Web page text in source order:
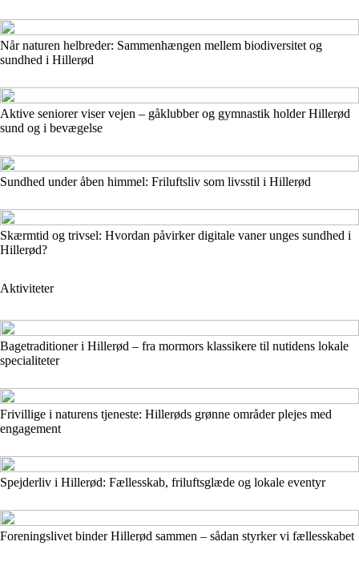
Når naturen helbreder: Sammenhængen mellem biodiversitet og
sundhed i Hillerød
Aktive seniorer viser vejen – gåklubber og gymnastik holder Hillerød
sund og i bevægelse
Sundhed under åben himmel: Friluftsliv som livsstil i Hillerød
Skærmtid og trivsel: Hvordan påvirker digitale vaner unges sundhed i
Hillerød?
Aktiviteter
Bagetraditioner i Hillerød – fra mormors klassikere til nutidens lokale
specialiteter
Frivillige i naturens tjeneste: Hillerøds grønne områder plejes med
engagement
Spejderliv i Hillerød: Fællesskab, friluftsglæde og lokale eventyr
Foreningslivet binder Hillerød sammen – sådan styrker vi fællesskabet